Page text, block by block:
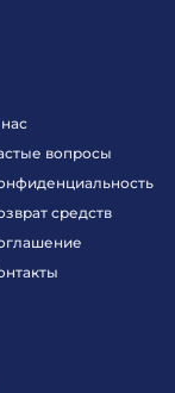
вопросы
средств